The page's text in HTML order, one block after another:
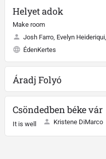
Helyet adok
Make room
Josh Farro, Evelyn
ÉdenKertes
Áradj Folyó
Csöndedben béke vár
It is well Kristene DiMarco